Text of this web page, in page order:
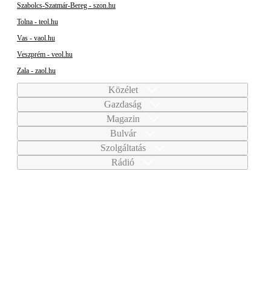
Szabolcs-Szatmár-Bereg - szon.hu
Tolna - teol.hu
Vas - vaol.hu
Veszprém - veol.hu
Zala - zaol.hu
Közélet
Gazdaság
Magazin
Bulvár
Szolgáltatás
Rádió